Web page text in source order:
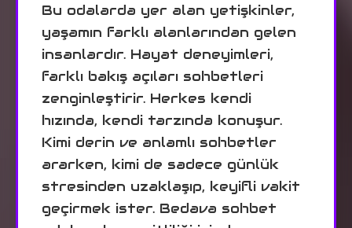
Bu odalarda yer alan yetişkinler,
yaşamın farklı alanlarından gelen
insanlardır. Hayat deneyimleri,
farklı bakış açıları sohbetleri
zenginleştirir. Herkes kendi
hızında, kendi tarzında konuşur.
Kimi derin ve anlamlı sohbetler
ararken, kimi de sadece günlük
stresinden uzaklaşıp, keyifli vakit
geçirmek ister. Bedava sohbet